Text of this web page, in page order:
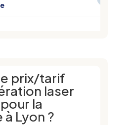
prix/tarif
laser
la
Lyon ?